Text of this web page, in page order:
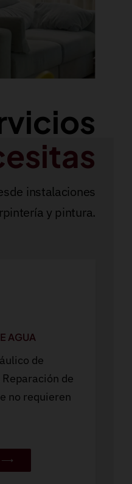
instalaciones
y pintura.
AGUA
de
de
no requieren
⟶